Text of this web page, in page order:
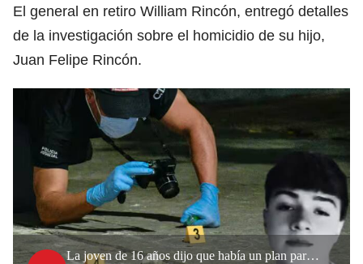
El general en retiro William Rincón, entregó detalles
de la investigación sobre el homicidio de su hijo,
Juan Felipe Rincón.
La joven de 16 años dijo que había un plan para extorsionar a mi hijo: General (r) William Rincón